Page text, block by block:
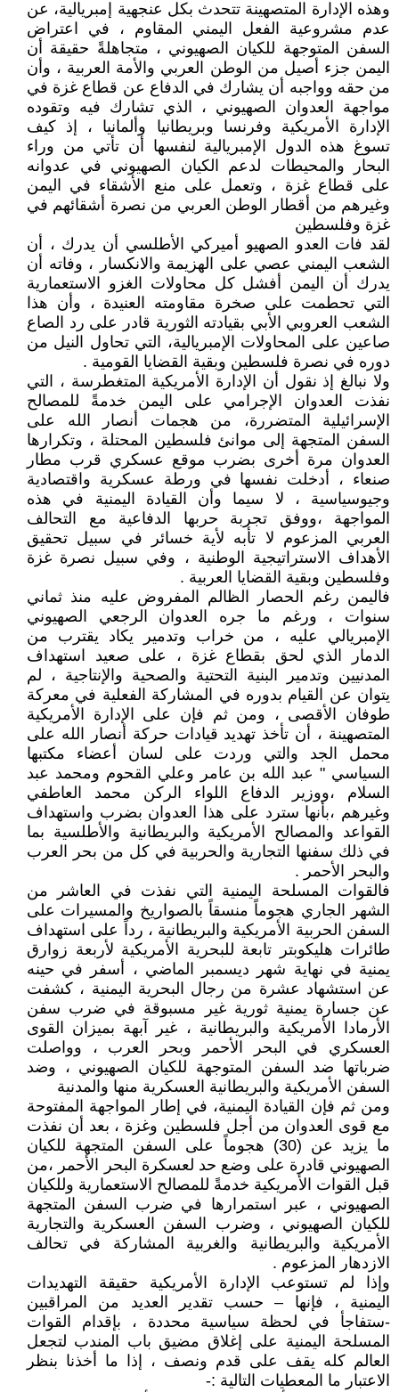
وهذه الإدارة المتصهينة تتحدث بكل عنجهية إمبريالية، عن
عدم مشروعية الفعل اليمني المقاوم ، في اعتراض
السفن المتوجهة للكيان الصهيوني ، متجاهلةً حقيقة أن
اليمن جزء أصيل من الوطن العربي والأمة العربية ، وأن
من حقه وواجبه أن يشارك في الدفاع عن قطاع غزة في
مواجهة العدوان الصهيوني ، الذي تشارك فيه وتقوده
الإدارة الأمريكية وفرنسا وبريطانيا وألمانيا ، إذ كيف
تسوغ هذه الدول الإمبريالية لنفسها أن تأتي من وراء
البحار والمحيطات لدعم الكيان الصهيوني في عدوانه
على قطاع غزة ، وتعمل على منع الأشقاء في اليمن
وغيرهم من أقطار الوطن العربي من نصرة أشقائهم في
غزة وفلسطين
لقد فات العدو الصهيو أميركي الأطلسي أن يدرك ، أن
الشعب اليمني عصي على الهزيمة والانكسار ، وفاته أن
يدرك أن اليمن أفشل كل محاولات الغزو الاستعمارية
التي تحطمت على صخرة مقاومته العنيدة ، وأن هذا
الشعب العروبي الأبي بقيادته الثورية قادر على رد الصاع
صاعين على المحاولات الإمبريالية، التي تحاول النيل من
دوره في نصرة فلسطين وبقية القضايا القومية .
ولا نبالغ إذ نقول أن الإدارة الأمريكية المتغطرسة ، التي
نفذت العدوان الإجرامي على اليمن خدمةً للمصالح
الإسرائيلية المتضررة، من هجمات أنصار الله على
السفن المتجهة إلى موانئ فلسطين المحتلة ، وتكرارها
العدوان مرة أخرى بضرب موقع عسكري قرب مطار
صنعاء ، أدخلت نفسها في ورطة عسكرية واقتصادية
وجيوسياسية ، لا سيما وأن القيادة اليمنية في هذه
المواجهة ،ووفق تجربة حربها الدفاعية مع التحالف
العربي المزعوم لا تأبه لأية خسائر في سبيل تحقيق
الأهداف الاستراتيجية الوطنية ، وفي سبيل نصرة غزة
وفلسطين وبقية القضايا العربية .
فاليمن رغم الحصار الظالم المفروض عليه منذ ثماني
سنوات ، ورغم ما جره العدوان الرجعي الصهيوني
الإمبريالي عليه ، من خراب وتدمير يكاد يقترب من
الدمار الذي لحق بقطاع غزة ، على صعيد استهداف
المدنيين وتدمير البنية التحتية والصحية والإنتاجية ، لم
يتوان عن القيام بدوره في المشاركة الفعلية في معركة
طوفان الأقصى ، ومن ثم فإن على الإدارة الأمريكية
المتصهينة ، أن تأخذ تهديد قيادات حركة أنصار الله على
محمل الجد والتي وردت على لسان أعضاء مكتبها
السياسي " عبد الله بن عامر وعلي القحوم ومحمد عبد
السلام ،ووزير الدفاع اللواء الركن محمد العاطفي
وغيرهم ،بأنها سترد على هذا العدوان بضرب واستهداف
القواعد والمصالح الأمريكية والبريطانية والأطلسية بما
في ذلك سفنها التجارية والحربية في كل من بحر العرب
والبحر الأحمر .
فالقوات المسلحة اليمنية التي نفذت في العاشر من
الشهر الجاري هجوماً منسقاً بالصواريخ والمسيرات على
السفن الحربية الأمريكية والبريطانية ، رداً على استهداف
طائرات هليكوبتر تابعة للبحرية الأمريكية لأربعة زوارق
يمنية في نهاية شهر ديسمبر الماضي ، أسفر في حينه
عن استشهاد عشرة من رجال البحرية اليمنية ، كشفت
عن جسارة يمنية ثورية غير مسبوقة في ضرب سفن
الأرمادا الأمريكية والبريطانية ، غير آبهة بميزان القوى
العسكري في البحر الأحمر وبحر العرب ، وواصلت
ضرباتها ضد السفن المتوجهة للكيان الصهيوني ، وضد
السفن الأمريكية والبريطانية العسكرية منها والمدنية
ومن ثم فإن القيادة اليمنية، في إطار المواجهة المفتوحة
مع قوى العدوان من أجل فلسطين وغزة ، بعد أن نفذت
ما يزيد عن (30) هجوماً على السفن المتجهة للكيان
الصهيوني قادرة على وضع حد لعسكرة البحر الأحمر ،من
قبل القوات الأمريكية خدمةً للمصالح الاستعمارية وللكيان
الصهيوني ، عبر استمرارها في ضرب السفن المتجهة
للكيان الصهيوني ، وضرب السفن العسكرية والتجارية
الأمريكية والبريطانية والغربية المشاركة في تحالف
الازدهار المزعوم .
وإذا لم تستوعب الإدارة الأمريكية حقيقة التهديدات
اليمنية ، فإنها – حسب تقدير العديد من المراقبين
-ستفاجأ في لحظة سياسية محددة ، بإقدام القوات
المسلحة اليمنية على إغلاق مضيق باب المندب لتجعل
العالم كله يقف على قدم ونصف ، إذا ما أخذنا بنظر
الاعتبار ما المعطيات التالية :-